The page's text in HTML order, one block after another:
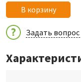
В корзину
Задать